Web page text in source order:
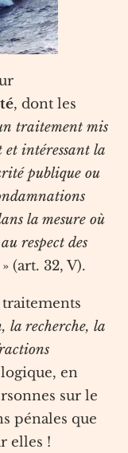
, dont les
traitement mis
et intéressant la
publique ou
la mesure où
respect des
» (art. 32, V).
traitements
la recherche, la
en
sur le
pénales que
elles !